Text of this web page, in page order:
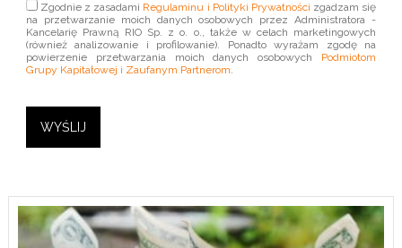
Zgodnie z zasadami Regulaminu i Polityki Prywatności zgadzam się
na przetwarzanie moich danych osobowych przez Administratora -
Kancelarię Prawną RIO Sp. z o. o., także w celach marketingowych
(również analizowanie i profilowanie). Ponadto wyrażam zgodę na
powierzenie przetwarzania moich danych osobowych Podmiotom
Grupy Kapitałowej i Zaufanym Partnerom.